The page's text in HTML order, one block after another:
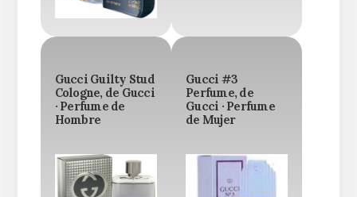
Gucci Guilty Stud
Cologne, de Gucci
· Perfume de
Hombre
Gucci #3
Perfume, de
Gucci · Perfume
de Mujer